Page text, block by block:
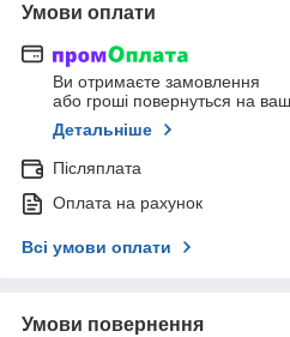
Умови оплати
Ви отримаєте замовлення
або гроші повернуться на
Детальніше
Післяплата
Оплата на рахунок
Всі умови оплати
Умови повернення